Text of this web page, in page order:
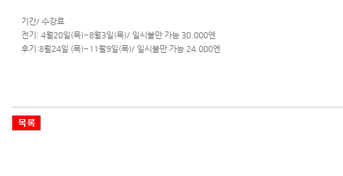
기간/ 수강료
전기: 4월20일(목)~8월3일(목)/ 일시불만 가능 30.000엔
후기:8월24일 (목)~11월9일(목)/ 일시불만 가능 24.000엔